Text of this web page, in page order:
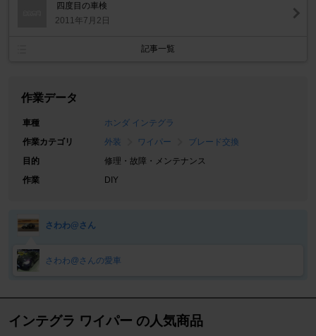
四度目の車検
2011年7月2日
記事一覧
作業データ
車種
ホンダ インテグラ
作業カテゴリ
外装 ワイパー
ブレード交換
目的
修理・故障・メンテナンス
作業
DIY
さわわ@さん
さわわ@さんの愛車
インテグラ ワイパー の人気商品